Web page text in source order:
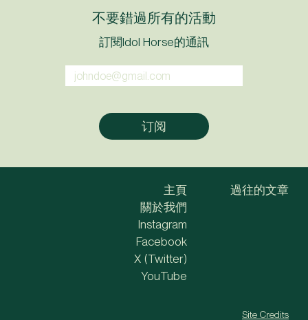
不要錯過所有的活動
訂閱Idol Horse的通訊
主頁
關於我們
過往的文章
Instagram
Facebook
X (Twitter)
YouTube
Site Credits